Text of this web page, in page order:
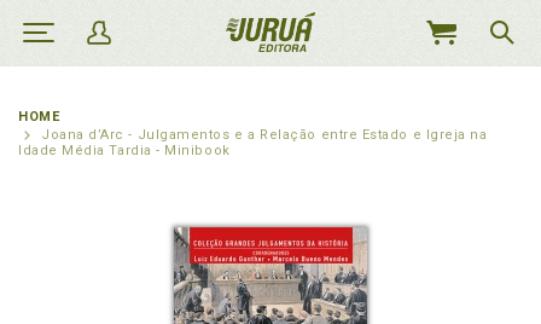
MEU
HOME
Joana d’Arc - Julgamentos e a Relação entre Estado e Igreja na
Idade Média Tardia - Minibook